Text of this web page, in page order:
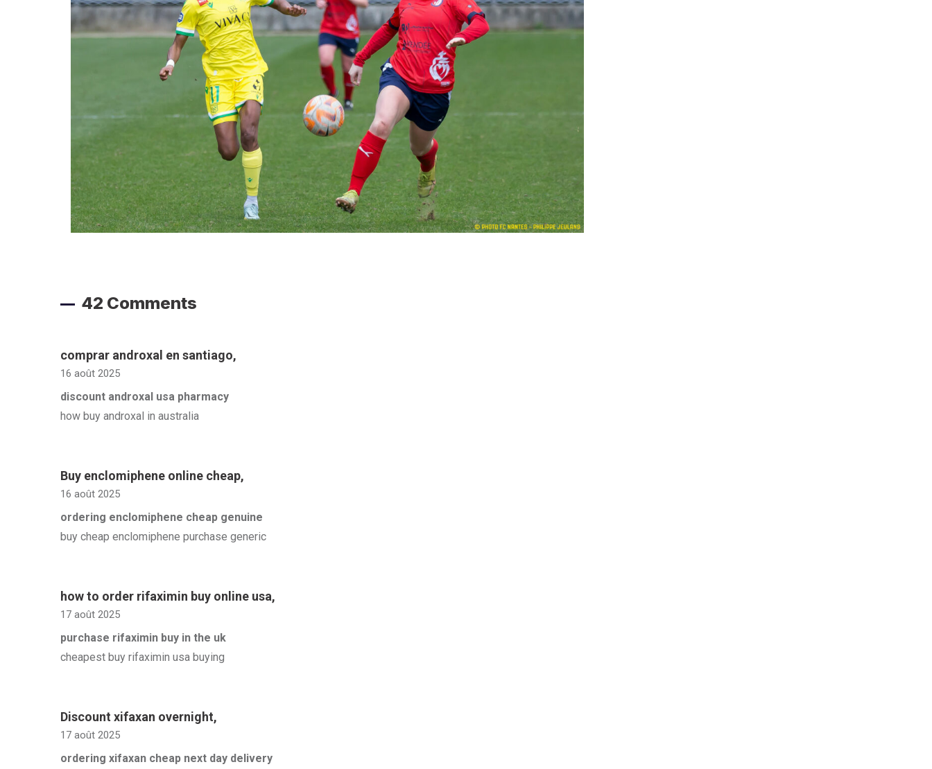
42 Comments
comprar androxal en santiago,
16 août 2025
discount androxal usa pharmacy
how buy androxal in australia
Buy enclomiphene online cheap,
16 août 2025
ordering enclomiphene cheap genuine
buy cheap enclomiphene purchase generic
how to order rifaximin buy online usa,
17 août 2025
purchase rifaximin buy in the uk
cheapest buy rifaximin usa buying
Discount xifaxan overnight,
17 août 2025
ordering xifaxan cheap next day delivery